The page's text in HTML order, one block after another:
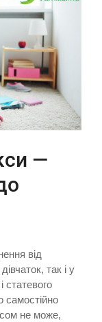
—
від
так і у
статевого
самостійно
не може,